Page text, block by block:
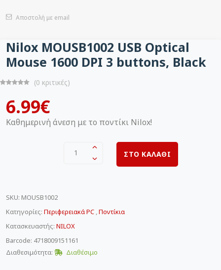
Αποστολή με email
Nilox MOUSB1002 USB Optical
Mouse 1600 DPI 3 buttons, Black
(0 κριτικές)
6.99€
Καθημερινή άνεση με το ποντίκι Nilox!
1 ΣΤΟ ΚΑΛΑΘΙ
SKU: MOUSB1002
Κατηγορίες: Περιφερειακά PC ,Ποντίκια
Κατασκευαστής: NILOX
Barcode: 4718009151161
Διαθεσιμότητα:
Διαθέσιμο